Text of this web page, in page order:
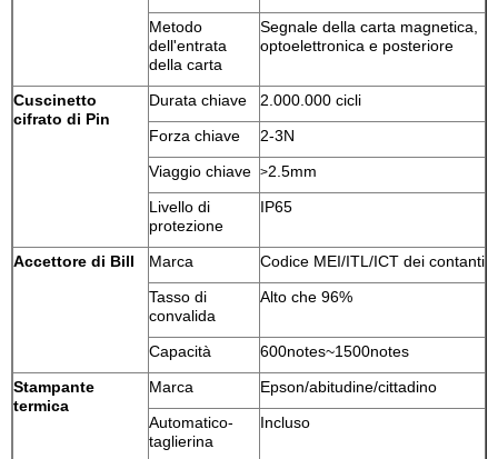
Metodo
dell'entrata
della carta
Segnale della carta magnetica,
optoelettronica e posteriore
Cuscinetto
cifrato di Pin
Durata chiave
2.000.000 cicli
Forza chiave
2-3N
Viaggio chiave >2.5mm
Livello di
protezione
IP65
Accettore di Bill Marca
Codice MEI/ITL/ICT dei contanti
Tasso di
convalida
Alto che 96%
Capacità
600notes~1500notes
Stampante
termica
Marca
Epson/abitudine/cittadino
Automatico-
taglierina
Incluso